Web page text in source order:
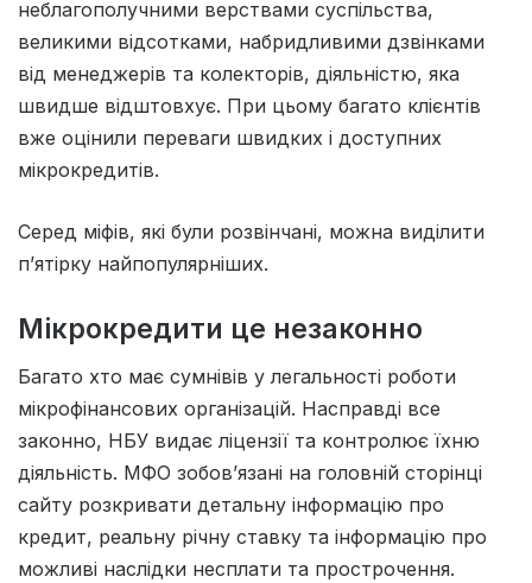
неблагополучними верствами суспільства,
великими відсотками, набридливими дзвінками
від менеджерів та колекторів, діяльністю, яка
швидше відштовхує. При цьому багато клієнтів
вже оцінили переваги швидких і доступних
мікрокредитів.
Серед міфів, які були розвінчані, можна виділити
п’ятірку найпопулярніших.
Мікрокредити це незаконно
Багато хто має сумнівів у легальності роботи
мікрофінансових організацій. Насправді все
законно, НБУ видає ліцензії та контролює їхню
діяльність. МФО зобов’язані на головній сторінці
сайту розкривати детальну інформацію про
кредит, реальну річну ставку та інформацію про
можливі наслідки несплати та прострочення.